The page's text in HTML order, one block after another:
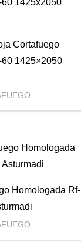
Cortafuego
1425×2050
Homologada Rf-